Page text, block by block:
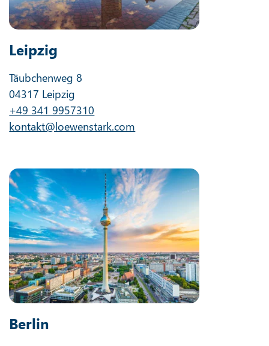
Leipzig
Täubchenweg 8
04317 Leipzig
+49 341 9957310
kontakt@loewenstark.com
Berlin